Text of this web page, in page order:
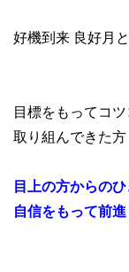
好機到来 良好月
目標をもってコツ
取り組んできた方
目上の方からの
自信をもって前進